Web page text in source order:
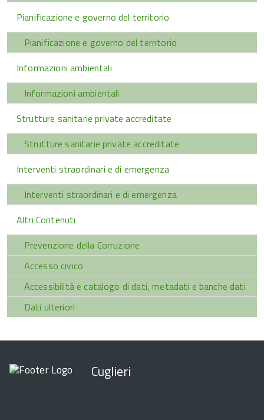
Pianificazione e governo del territorio
Pianificazione e governo del territorio
Informazioni ambientali
Informazioni ambientali
Strutture sanitarie private accreditate
Strutture sanitarie private accreditate
Interventi straordinari e di emergenza
Interventi straordinari e di emergenza
Altri Contenuti
Prevenzione della Corruzione
Accesso civico
Accessibilità e catalogo di dati, metadati e banche dati
Dati ulteriori
Cuglieri